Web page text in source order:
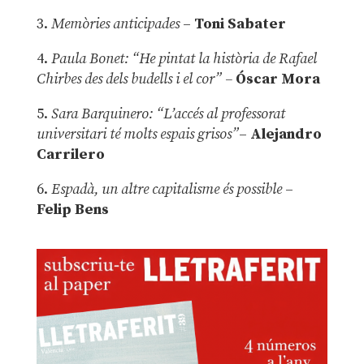
3. Memòries anticipades– Toni Sabater
4. Paula Bonet: “He pintat la història de Rafael
Chirbes des dels budells i el cor” –Óscar Mora
5. Sara Barquinero: “L’accés al professorat
universitari té molts espais grisos”– Alejandro
Carrilero
6. Espadà, un altre capitalisme és possible –
Felip Bens